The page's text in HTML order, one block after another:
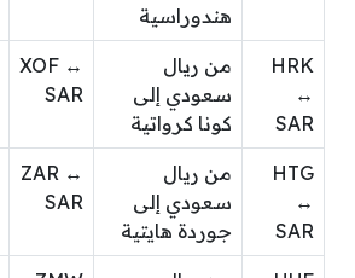
هندوراسية
HRK
↔
SAR
من ريال
سعودي إلى
كونا كرواتية
XOF ↔
SAR
HTG
↔
SAR
من ريال
سعودي إلى
جوردة هايتية
ZAR ↔
SAR